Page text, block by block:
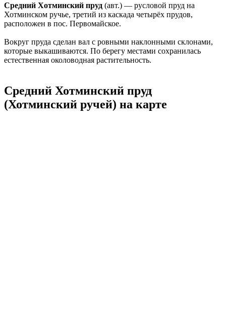
Средний Хотминский пруд (авт.) — русловой пруд на
Хотминском ручье, третий из каскада четырёх прудов,
расположен в пос. Первомайское.
Вокруг пруда сделан вал с ровными наклонными склонами,
которые выкашиваются. По берегу местами сохранилась
естественная околоводная растительность.
Средний Хотминский пруд
(Хотминский ручей) на карте